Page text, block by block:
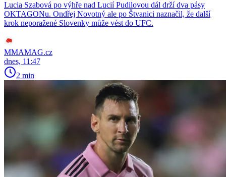
Lucia Szabová po výhře nad Lucií Pudilovou dál drží dva pásy
OKTAGONu. Ondřej Novotný ale po Štvanici naznačil, že další
krok neporažené Slovenky může vést do UFC.
MMAMAG.cz
dnes, 11:47
2 min